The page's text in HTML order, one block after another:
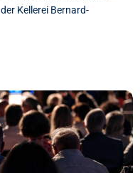
Kellerei Bernard-